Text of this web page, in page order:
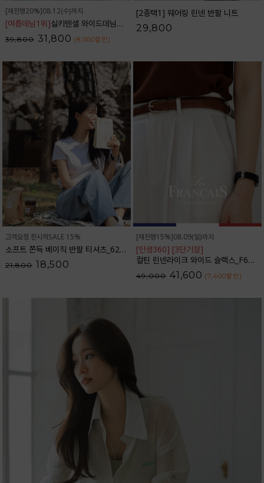
[재진행20%]08.12(수)까지
[여름데님1위]실키텐셀 와이드데님팬츠_32DP1832
39,800 31,800 (8,000할인 )
[2종택1] 웨어링 린넨 반팔 니트
29,800
고객요청 한시적SALE 15%
소프트 쫀득 베이직 반팔 티셔츠_62TS2066
21,800 18,500
[재진행15%]08.09(일)까지
[인생360] [3단기장]
컬틴 린넨라이크 와이드 슬랙스_F6S349SL
49,000 41,600 (7,400할인 )